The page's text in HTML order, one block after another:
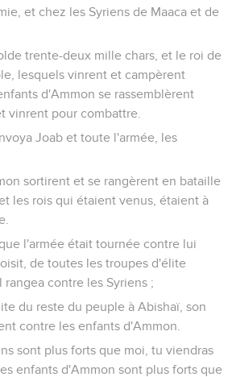
et chez les Syriens de Maaca et de
trente-deux mille chars, et le roi de
lesquels vinrent et campèrent
d'Ammon se rassemblèrent
vinrent pour combattre.
Joab et toute l'armée, les
sortirent et se rangèrent en bataille
les rois qui étaient venus, étaient à
l'armée était tournée contre lui
de toutes les troupes d'élite
rangea contre les Syriens ;
du reste du peuple à Abishaï, son
contre les enfants d'Ammon.
sont plus forts que moi, tu viendras
enfants d'Ammon sont plus forts que